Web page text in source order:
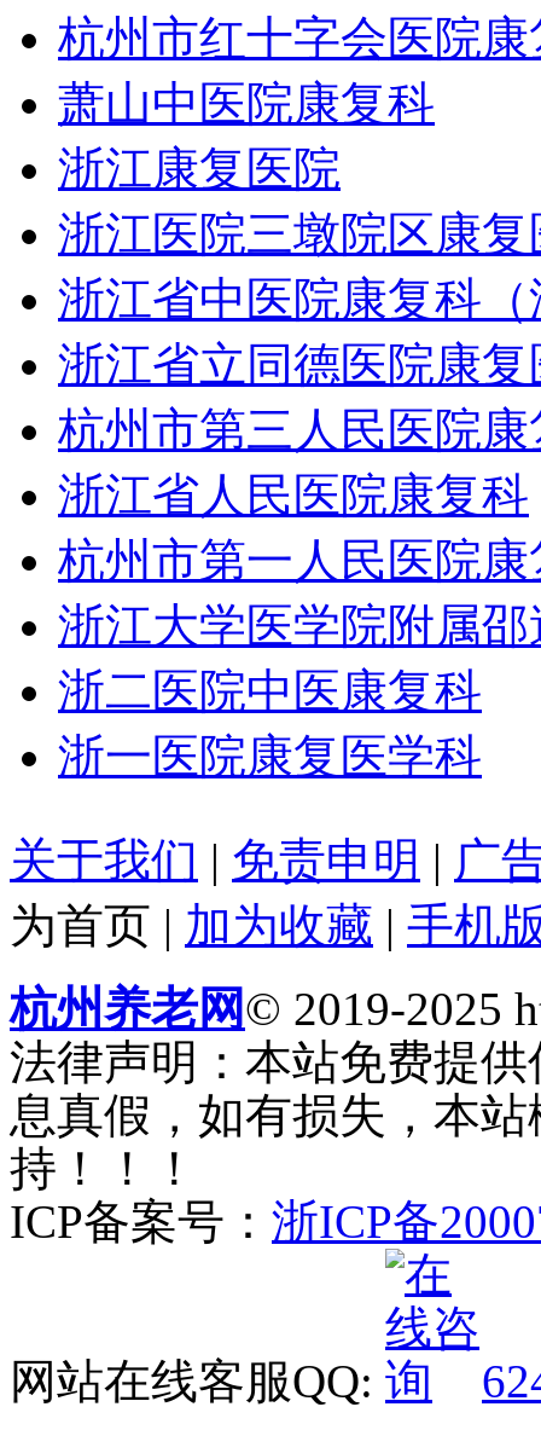
杭州市红十字会医院康
萧山中医院康复科
浙江康复医院
浙江医院三墩院区康
浙江省中医院康复科
浙江省立同德医院康
杭州市第三人民医院
浙江省人民医院康复科
杭州市第一人民医院
浙江大学医学院附属
浙二医院中医康复科
浙一医院康复医学科
关于我们 | 免责申明 | 广
为首页 | 加为收藏 | 手机
杭州养老网© 2019-2025
法律声明：本站免费提
息真假，如有损失，本
持！！！
ICP备案号： 浙ICP备
网站在线客服QQ: